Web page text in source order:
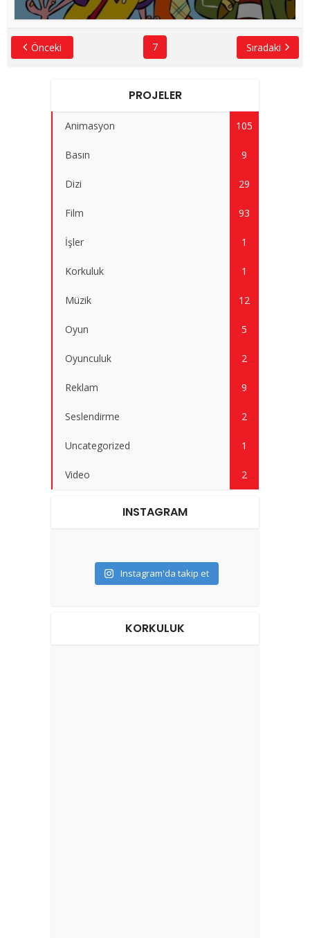
Önceki 7 Sıradaki
PROJELER
Animasyon 105
Basın 9
Dizi 29
Film 93
İşler 1
Korkuluk 1
Müzik 12
Oyun 5
Oyunculuk 2
Reklam 9
Seslendirme 2
Uncategorized 1
Video 2
INSTAGRAM
Instagram'da takip et
KORKULUK